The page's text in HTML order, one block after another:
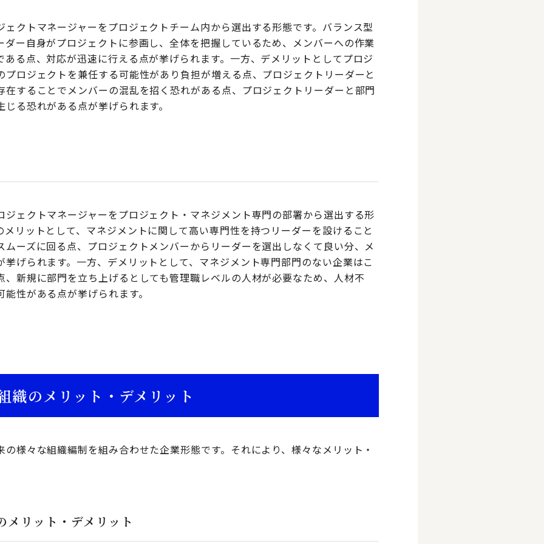
ェクトマネージャーをプロジェクトチーム内から選出する形態です。バランス型
ダー自身がプロジェクトに参画し、全体を把握しているため、メンバーへの作業
ある点、対応が迅速に行える点が挙げられます。一方、デメリットとしてプロジ
プロジェクトを兼任する可能性があり負担が増える点、プロジェクトリーダーと
在することでメンバーの混乱を招く恐れがある点、プロジェクトリーダーと部門
る恐れがある点が挙げられます。
ジェクトマネージャーをプロジェクト・マネジメント専門の部署から選出する形
リットとして、マネジメントに関して高い専門性を持つリーダーを設けること
ムーズに回る点、プロジェクトメンバーからリーダーを選出しなくて良い分、メ
挙げられます。一方、デメリットとして、マネジメント専門部門のない企業はこ
、新規に部門を立ち上げるとしても管理職レベルの人材が必要なため、人材不
性がある点が挙げられます。
織のメリット・デメリット
様々な組織編制を組み合わせた企業形態です。それにより、様々なメリット・
リット・デメリット